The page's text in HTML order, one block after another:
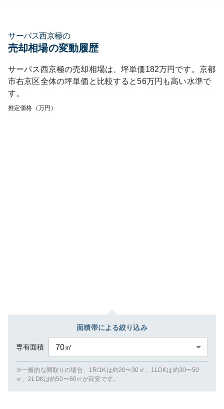
サーパス西京極の
売却相場の変動履歴
サーパス西京極の売却相場は、坪単価182万円です。 京都
市右京区全体の坪単価と比較すると56万円も高い水準で
す。
推定価格（万円）
面積帯による絞り込み
専有面積 70㎡
※一般的な間取りの場合、1R/1Kは約20〜30㎡、1LDKは約30〜50
㎡、2LDKは約50〜60㎡が目安です。